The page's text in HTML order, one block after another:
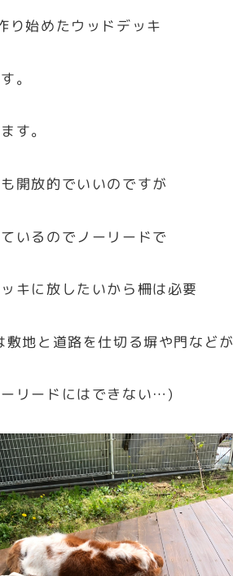
り始めたウッドデッキ
。
す。
開放的でいいのですが
いるのでノーリードで
キに放したいから柵は必要
敷地と道路を仕切る塀や門などが
リードにはできない…)